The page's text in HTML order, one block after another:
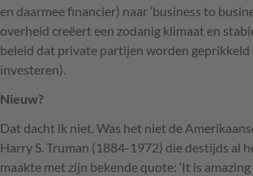
en daarmee financier) naar ‘business to
overheid creëert een zodanig klimaat en
beleid dat private partijen worden geprikkeld
investeren).
Nieuw?
Dat dacht ik niet. Was het niet de
Harry S. Truman (1884-1972) die destijds al
maakte met zijn bekende quote: ‘It is